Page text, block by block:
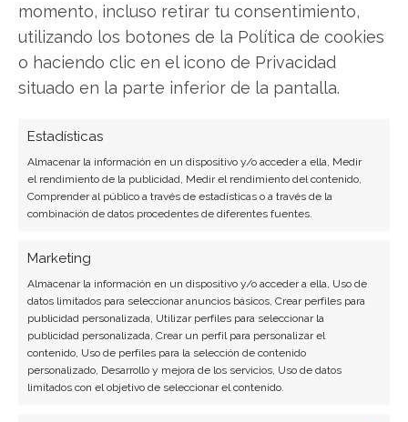
momento, incluso retirar tu consentimiento,
utilizando los botones de la Política de cookies
o haciendo clic en el icono de Privacidad
situado en la parte inferior de la pantalla.
Estadísticas
Almacenar la información en un dispositivo y/o acceder a ella, Medir
el rendimiento de la publicidad, Medir el rendimiento del contenido,
Comprender al público a través de estadísticas o a través de la
combinación de datos procedentes de diferentes fuentes.
Marketing
Almacenar la información en un dispositivo y/o acceder a ella, Uso de
datos limitados para seleccionar anuncios básicos, Crear perfiles para
publicidad personalizada, Utilizar perfiles para seleccionar la
publicidad personalizada, Crear un perfil para personalizar el
contenido, Uso de perfiles para la selección de contenido
personalizado, Desarrollo y mejora de los servicios, Uso de datos
limitados con el objetivo de seleccionar el contenido.
Periodista especializada en tecnología y
transformación digital con más de 8 años de
experiencia. Experta en inteligencia artificial,
Ver todos los artículos →